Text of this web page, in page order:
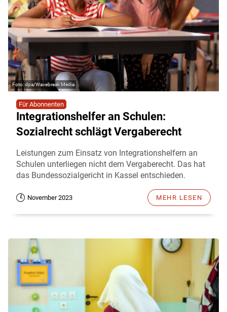
dpa/Wavebreak Media
Für Abonnenten
Integrationshelfer an Schulen:
Sozialrecht schlägt Vergaberecht
Leistungen zum Einsatz von Integrationshelfern an
Schulen unterliegen nicht dem Vergaberecht. Das hat
das Bundessozialgericht in Kassel entschieden.
November 2023 MEHR LESEN